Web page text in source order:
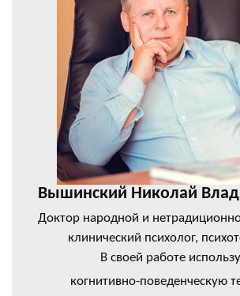
Вышинский Николай
Доктор народной и
клинический психолог,
В своей работе
когнитивно-поведенческую